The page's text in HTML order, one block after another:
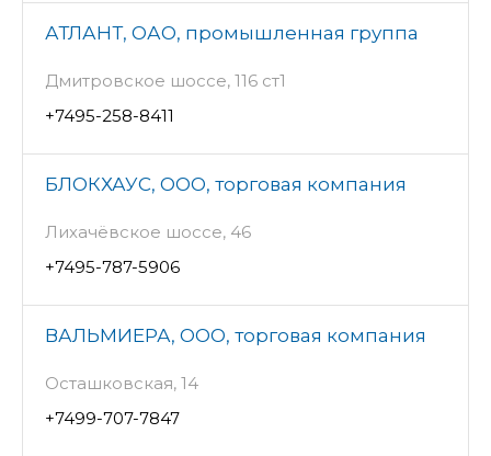
АТЛАНТ, ОАО, промышленная группа
Дмитровское шоссе, 116 ст1
+7495-258-8411
БЛОКХАУС, ООО, торговая компания
Лихачёвское шоссе, 46
+7495-787-5906
ВАЛЬМИЕРА, ООО, торговая компания
Осташковская, 14
+7499-707-7847